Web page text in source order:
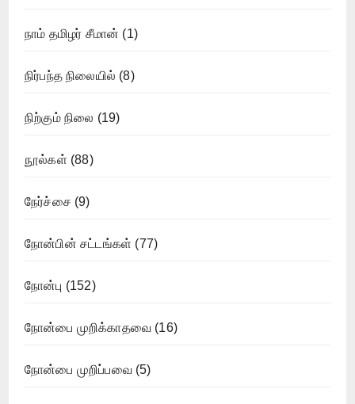
நாம் தமிழர் சீமான் (1)
நிர்பந்த நிலையில் (8)
நிற்கும் நிலை (19)
நூல்கள் (88)
நேர்ச்சை (9)
நோன்பின் சட்டங்கள் (77)
நோன்பு (152)
நோன்பை முறிக்காதவை (16)
நோன்பை முறிப்பவை(5)